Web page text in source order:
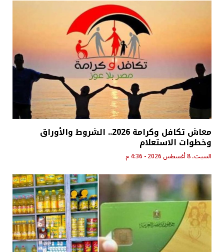
معاش تكافل وكرامة 2026.. الشروط والأوراق
وخطوات الاستعلام
السبت، 8 أغسطس 2026 - 4:36 م